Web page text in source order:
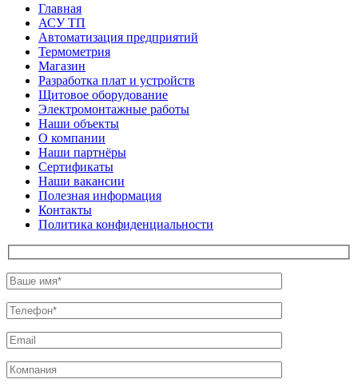
Главная
АСУ ТП
Автоматизация предприятий
Термометрия
Магазин
Разработка плат и устройств
Щитовое оборудование
Электромонтажные работы
Наши объекты
О компании
Наши партнёры
Сертификаты
Наши вакансии
Полезная информация
Контакты
Политика конфиденциальности